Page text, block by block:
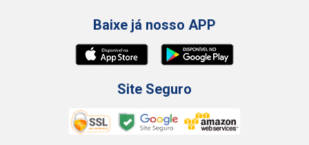
Baixe já nosso APP
Site Seguro